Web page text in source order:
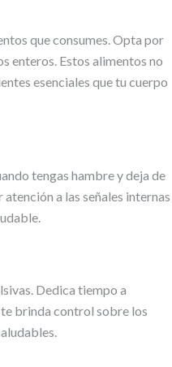
que consumes. Opta por
enteros. Estos alimentos no
esenciales que tu cuerpo
tengas hambre y deja de
a las señales internas
Dedica tiempo a
brinda control sobre los